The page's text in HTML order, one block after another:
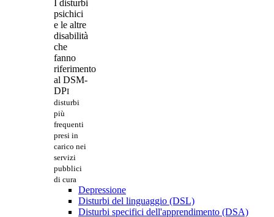
I disturbi
psichici
e le altre
disabilità
che
fanno
riferimento
al DSM-
DPI
disturbi
più
frequenti
presi in
carico nei
servizi
pubblici
di cura
Depressione
Disturbi del linguaggio (DSL)
Disturbi specifici dell'apprendimento (DSA)